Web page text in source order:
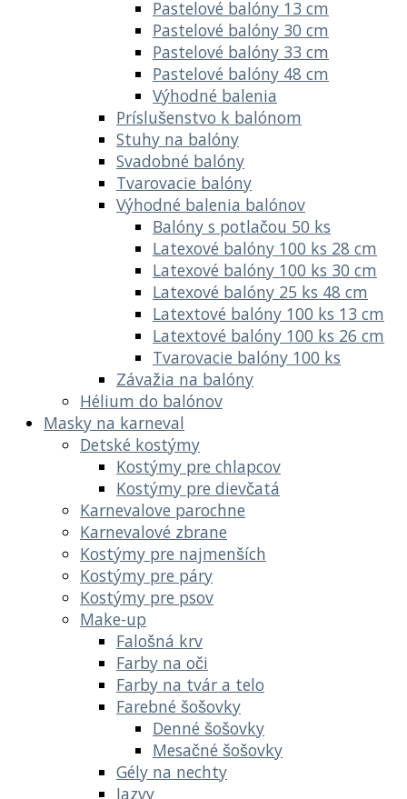
Pastelové balóny 13 cm
Pastelové balóny 30 cm
Pastelové balóny 33 cm
Pastelové balóny 48 cm
Výhodné balenia
Príslušenstvo k balónom
Stuhy na balóny
Svadobné balóny
Tvarovacie balóny
Výhodné balenia balónov
Balóny s potlačou 50 ks
Latexové balóny 100 ks 28 cm
Latexové balóny 100 ks 30 cm
Latexové balóny 25 ks 48 cm
Latextové balóny 100 ks 13 cm
Latextové balóny 100 ks 26 cm
Tvarovacie balóny 100 ks
Závažia na balóny
Hélium do balónov
Masky na karneval
Detské kostýmy
Kostýmy pre chlapcov
Kostýmy pre dievčatá
Karnevalove parochne
Karnevalové zbrane
Kostýmy pre najmenších
Kostýmy pre páry
Kostýmy pre psov
Make-up
Falošná krv
Farby na oči
Farby na tvár a telo
Farebné šošovky
Denné šošovky
Mesačné šošovky
Gély na nechty
Jazvy